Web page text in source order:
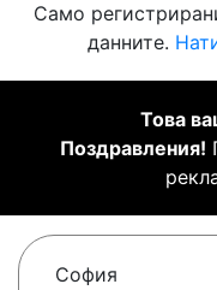
Само
данните.
Това
Поздравления!
София